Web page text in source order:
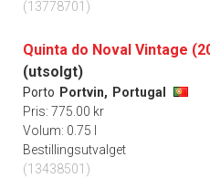
(13778701)
Quinta do Noval Vintage
(utsolgt)
Porto Portvin, Portugal
Pris: 775.00 kr
Volum: 0.75 l
Bestillingsutvalget
(13438501)